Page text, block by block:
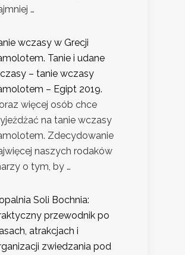
…
wczasy w Grecji
Tanie i udane
– tanie wczasy
– Egipt 2019.
więcej osób chce
na tanie wczasy
Zdecydowanie
naszych rodaków
o tym, by …
Soli Bochnia:
przewodnik po
atrakcjach i
zwiedzania pod